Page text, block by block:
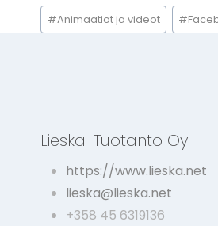
Avainsanat:
#Animaatiot ja videot #
Lieska-Tuotanto Oy
https://www.lieska.net
lieska@lieska.net
+358 45 6319136